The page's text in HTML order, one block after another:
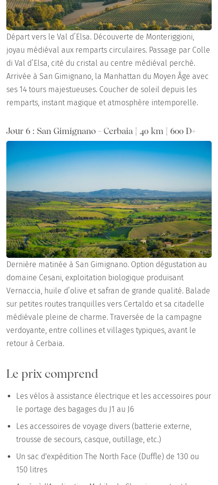
Départ vers le Val d’Elsa. Découverte de Monteriggioni,
joyau médiéval aux remparts circulaires. Passage par Colle
di Val d’Elsa, cité du cristal au centre médiéval perché.
Arrivée à San Gimignano, la Manhattan du Moyen Âge avec
ses 14 tours majestueuses. Coucher de soleil depuis les
remparts, instant magique et atmosphère intemporelle.
Jour 6 : San Gimignano - Cerbaia | 40 km | 600 D+
Dernière matinée à San Gimignano. Option dégustation au
domaine Cesani, exploitation biologique produisant
Vernaccia, huile d’olive et safran de grande qualité. Balade
sur petites routes tranquilles vers Certaldo et sa citadelle
médiévale pleine de charme. Traversée de la campagne
verdoyante, entre collines et villages typiques, avant le
retour à Cerbaia.
Le prix comprend
Les vélos à assistance électrique et les accessoires pour
le portage des bagages du J1 au J6
Les accessoires de voyage divers (batterie externe,
trousse de secours, casque, outillage, etc.)
Un sac d'expédition The North Face (Duffle) de 130 ou
150 litres